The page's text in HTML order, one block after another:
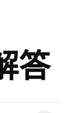
答